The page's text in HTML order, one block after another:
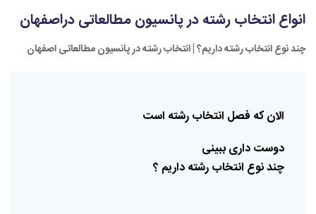
انواع انتخاب رشته در پانسیون مطالعاتی دراصفهان
چند نوع انتخاب رشته داریم؟ | انتخاب رشته در پانسیون مطالعاتی اصفهان
الانکه فصل انتخابرشته است
دوستداریببینی
چندنوع انتخابرشتهداریم ؟